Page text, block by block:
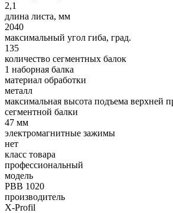
2,1
длина листа, мм
2040
максимальный угол гиба, град.
135
количество сегментных балок
1 наборная балка
материал обработки
металл
максимальная высота подъема верхней
сегментной балки
47 мм
электромагнитные зажимы
нет
класс товара
профессиональный
модель
PBB 1020
производитель
X-Profil